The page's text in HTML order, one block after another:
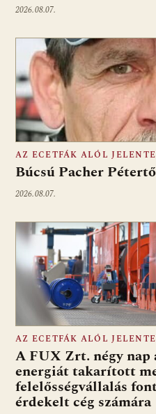
2026.08.07.
AZ ECETFÁK ALÓL
Búcsú Pacher
2026.08.07.
AZ ECETFÁK ALÓL
A FUX Zrt. négy
energiát takarított
felelősségvállalás
érdekelt cég számára